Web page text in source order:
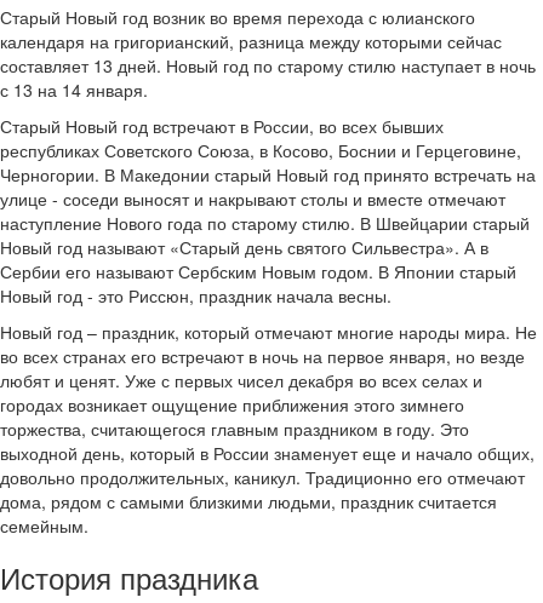
Старый Новый год возник во время перехода с юлианского
календаря на григорианский, разница между которыми сейчас
составляет 13 дней. Новый год по старому стилю наступает в ночь
с 13 на 14 января.
Старый Новый год встречают в России, во всех бывших
республиках Советского Союза, в Косово, Боснии и Герцеговине,
Черногории. В Македонии старый Новый год принято встречать на
улице - соседи выносят и накрывают столы и вместе отмечают
наступление Нового года по старому стилю. В Швейцарии старый
Новый год называют «Старый день святого Сильвестра». А в
Сербии его называют Сербским Новым годом. В Японии старый
Новый год - это Риссюн, праздник начала весны.
Новый год – праздник, который отмечают многие народы мира. Не
во всех странах его встречают в ночь на первое января, но везде
любят и ценят. Уже с первых чисел декабря во всех селах и
городах возникает ощущение приближения этого зимнего
торжества, считающегося главным праздником в году. Это
выходной день, который в России знаменует еще и начало общих,
довольно продолжительных, каникул. Традиционно его отмечают
дома, рядом с самыми близкими людьми, праздник считается
семейным.
История праздника